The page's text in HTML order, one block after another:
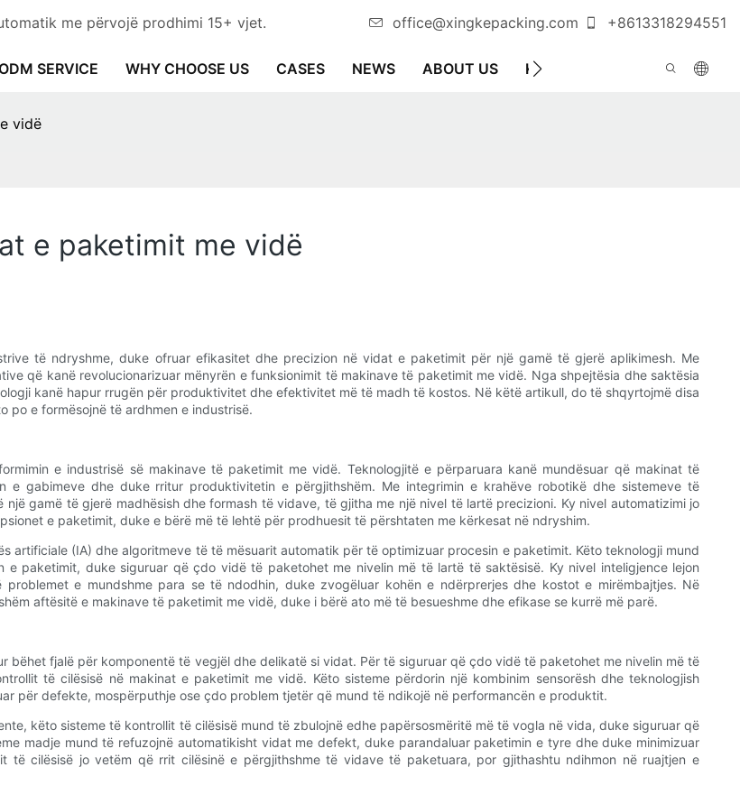
me përvojë prodhimi 15+ vjet. office@xingkepacking.com +8613318294551
SERVICE WHY CHOOSE US CASES NEWS ABOUT US KONTAKTO MAKINË
vidë
e paketimit me vidë
të ndryshme, duke ofruar efikasitet dhe precizion në vidat e paketimit për një gamë të gjerë aplikimesh. Me
që kanë revolucionarizuar mënyrën e funksionimit të makinave të paketimit me vidë. Nga shpejtësia dhe saktësia
kanë hapur rrugën për produktivitet dhe efektivitet më të madh të kostos. Në këtë artikull, do të shqyrtojmë disa
po e formësojnë të ardhmen e industrisë.
e industrisë së makinave të paketimit me vidë. Teknologjitë e përparuara kanë mundësuar që makinat të
e gabimeve dhe duke rritur produktivitetin e përgjithshëm. Me integrimin e krahëve robotikë dhe sistemeve të
gamë të gjerë madhësish dhe formash të vidave, të gjitha me një nivel të lartë precizioni. Ky nivel automatizimi jo
e paketimit, duke e bërë më të lehtë për prodhuesit të përshtaten me kërkesat në ndryshim.
artificiale (IA) dhe algoritmeve të të mësuarit automatik për të optimizuar procesin e paketimit. Këto teknologji mund
paketimit, duke siguruar që çdo vidë të paketohet me nivelin më të lartë të saktësisë. Ky nivel inteligjence lejon
e mundshme para se të ndodhin, duke zvogëluar kohën e ndërprerjes dhe kostot e mirëmbajtjes. Në
aftësitë e makinave të paketimit me vidë, duke i bërë ato më të besueshme dhe efikase se kurrë më parë.
bëhet fjalë për komponentë të vegjël dhe delikatë si vidat. Për të siguruar që çdo vidë të paketohet me nivelin më të
të cilësisë në makinat e paketimit me vidë. Këto sisteme përdorin një kombinim sensorësh dhe teknologjish
për defekte, mospërputhje ose çdo problem tjetër që mund të ndikojë në performancën e produktit.
këto sisteme të kontrollit të cilësisë mund të zbulojnë edhe papërsosmëritë më të vogla në vida, duke siguruar që
madje mund të refuzojnë automatikisht vidat me defekt, duke parandaluar paketimin e tyre dhe duke minimizuar
cilësisë jo vetëm që rrit cilësinë e përgjithshme të vidave të paketuara, por gjithashtu ndihmon në ruajtjen e